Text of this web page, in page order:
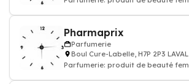
Pharmaprix
Parfumerie
Boul Cure-Labelle, H7P 2P3 LAVAL
Parfumerie: produit de beauté femme, maquillage, eau